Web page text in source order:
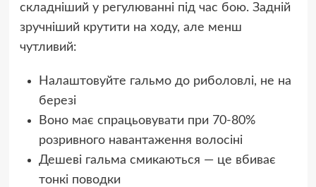
складніший у регулюванні під час бою. Задній
зручніший крутити на ходу, але менш
чутливий:
Налаштовуйте гальмо до риболовлі, не на
березі
Воно має спрацьовувати при 70-80%
розривного навантаження волосіні
Дешеві гальма смикаються — це вбиває
тонкі поводки